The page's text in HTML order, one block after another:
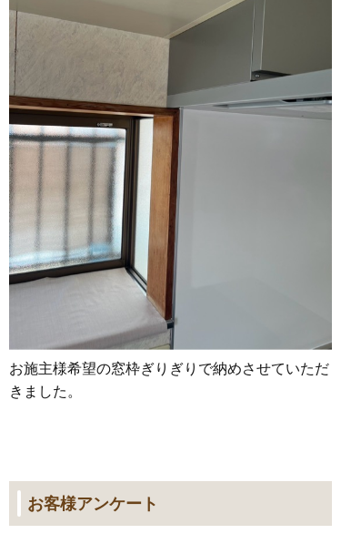
お施主様希望の窓枠ぎりぎりで納めさせていただ
きました。
お客様アンケート